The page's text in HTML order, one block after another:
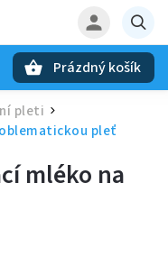
Prázdný košík
pleti /
pleť
mléko na